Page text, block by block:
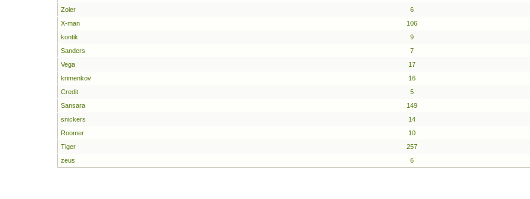
Zoler
6
X-man
106
kontik
9
Sanders
7
Vega
17
krimenkov
16
Credit
5
Sansara
149
snickers
14
Roomer
10
Tiger
257
zeus
6